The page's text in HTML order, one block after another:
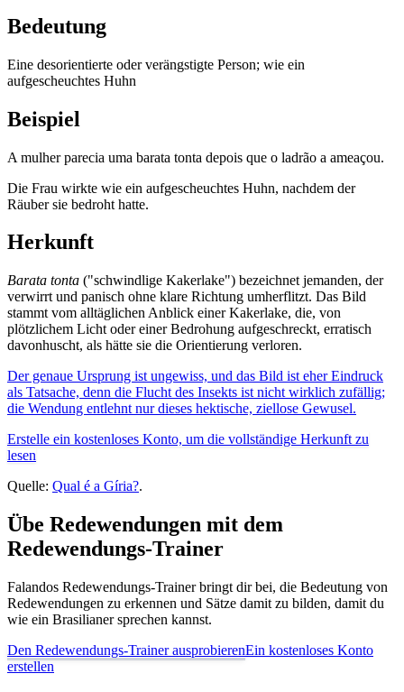
Bedeutung
Eine desorientierte oder verängstigte Person; wie ein
aufgescheuchtes Huhn
Beispiel
A mulher parecia uma barata tonta depois que o ladrão a ameaçou.
Die Frau wirkte wie ein aufgescheuchtes Huhn, nachdem der
Räuber sie bedroht hatte.
Herkunft
Barata tonta ("schwindlige Kakerlake") bezeichnet jemanden, der
verwirrt und panisch ohne klare Richtung umherflitzt. Das Bild
stammt vom alltäglichen Anblick einer Kakerlake, die, von
plötzlichem Licht oder einer Bedrohung aufgeschreckt, erratisch
davonhuscht, als hätte sie die Orientierung verloren.
Der genaue Ursprung ist ungewiss, und das Bild ist eher Eindruck
als Tatsache, denn die Flucht des Insekts ist nicht wirklich zufällig;
die Wendung entlehnt nur dieses hektische, ziellose Gewusel.
Erstelle ein kostenloses Konto, um die vollständige Herkunft zu
lesen
Quelle: Qual é a Gíria?.
Übe Redewendungen mit dem
Redewendungs-Trainer
Falandos Redewendungs-Trainer bringt dir bei, die Bedeutung von
Redewendungen zu erkennen und Sätze damit zu bilden, damit du
wie ein Brasilianer sprechen kannst.
Den Redewendungs-Trainer ausprobierenEin kostenloses Konto
erstellen